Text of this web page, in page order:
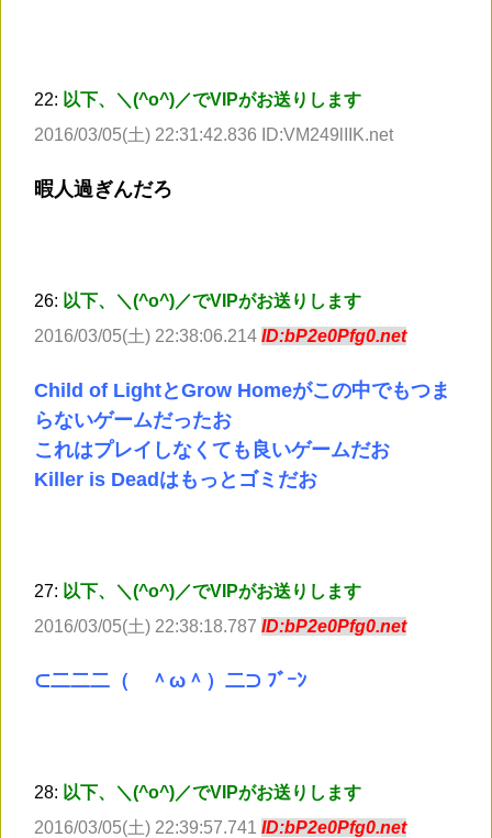
22: 以下、＼(^o^)／でVIPがお送りします
2016/03/05(土) 22:31:42.836 ID:VM249lIIK.net
暇人過ぎんだろ
26: 以下、＼(^o^)／でVIPがお送りします
2016/03/05(土) 22:38:06.214 ID:bP2e0Pfg0.net
Child of LightとGrow Homeがこの中でもつま
らないゲームだったお
これはプレイしなくても良いゲームだお
Killer is Deadはもっとゴミだお
27: 以下、＼(^o^)／でVIPがお送りします
2016/03/05(土) 22:38:18.787 ID:bP2e0Pfg0.net
⊂二二二（ ＾ω＾）二⊃ ﾌﾞｰﾝ
28: 以下、＼(^o^)／でVIPがお送りします
2016/03/05(土) 22:39:57.741 ID:bP2e0Pfg0.net